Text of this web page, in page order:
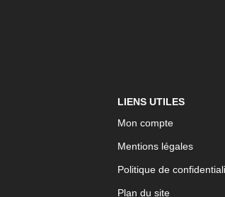
LIENS UTILES
Mon compte
Mentions légales
Politique de
Plan du site